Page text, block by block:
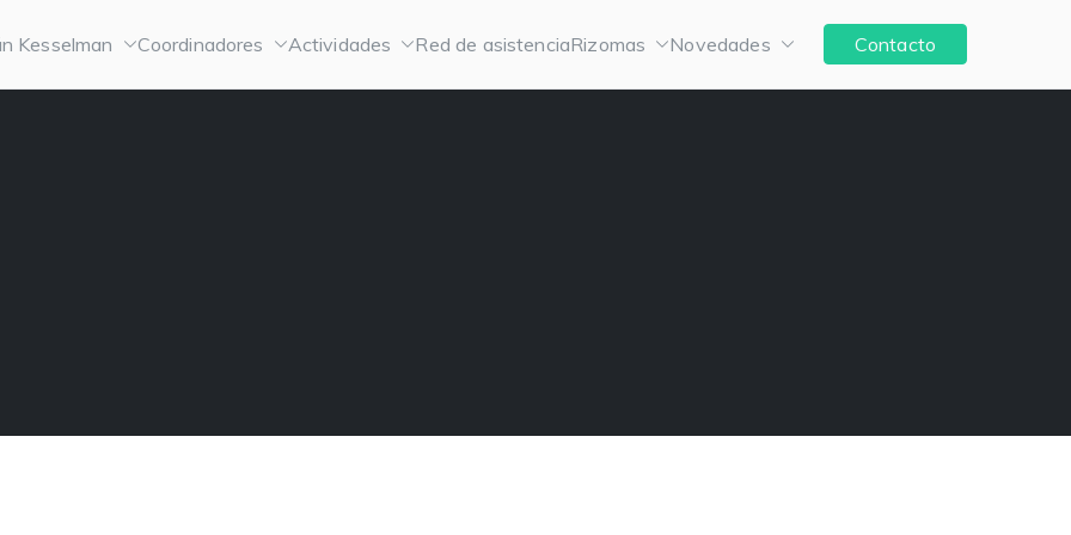
Kesselman Coordinadores Actividades Red de asistenciaRizomas Novedades Contacto